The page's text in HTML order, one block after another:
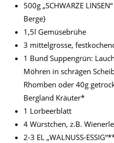
500g „SCHWARZE
Berge}
1,5l Gemüsebrühe
3 mittelgrosse,
1 Bund Suppengrün:
Möhren in schrägen
Rhomben oder 40g
Bergland Kräuter*
1 Lorbeerblatt
4 Würstchen, z.B. Wienerle
2-3 EL „WALNUSS-